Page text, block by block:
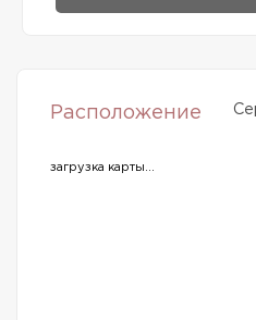
Расположение
загрузка карты...